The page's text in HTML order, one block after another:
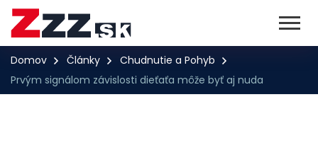
Domov Články
Chudnutie a Pohyb
Prvým signálom závislosti dieťaťa môže byť aj nuda